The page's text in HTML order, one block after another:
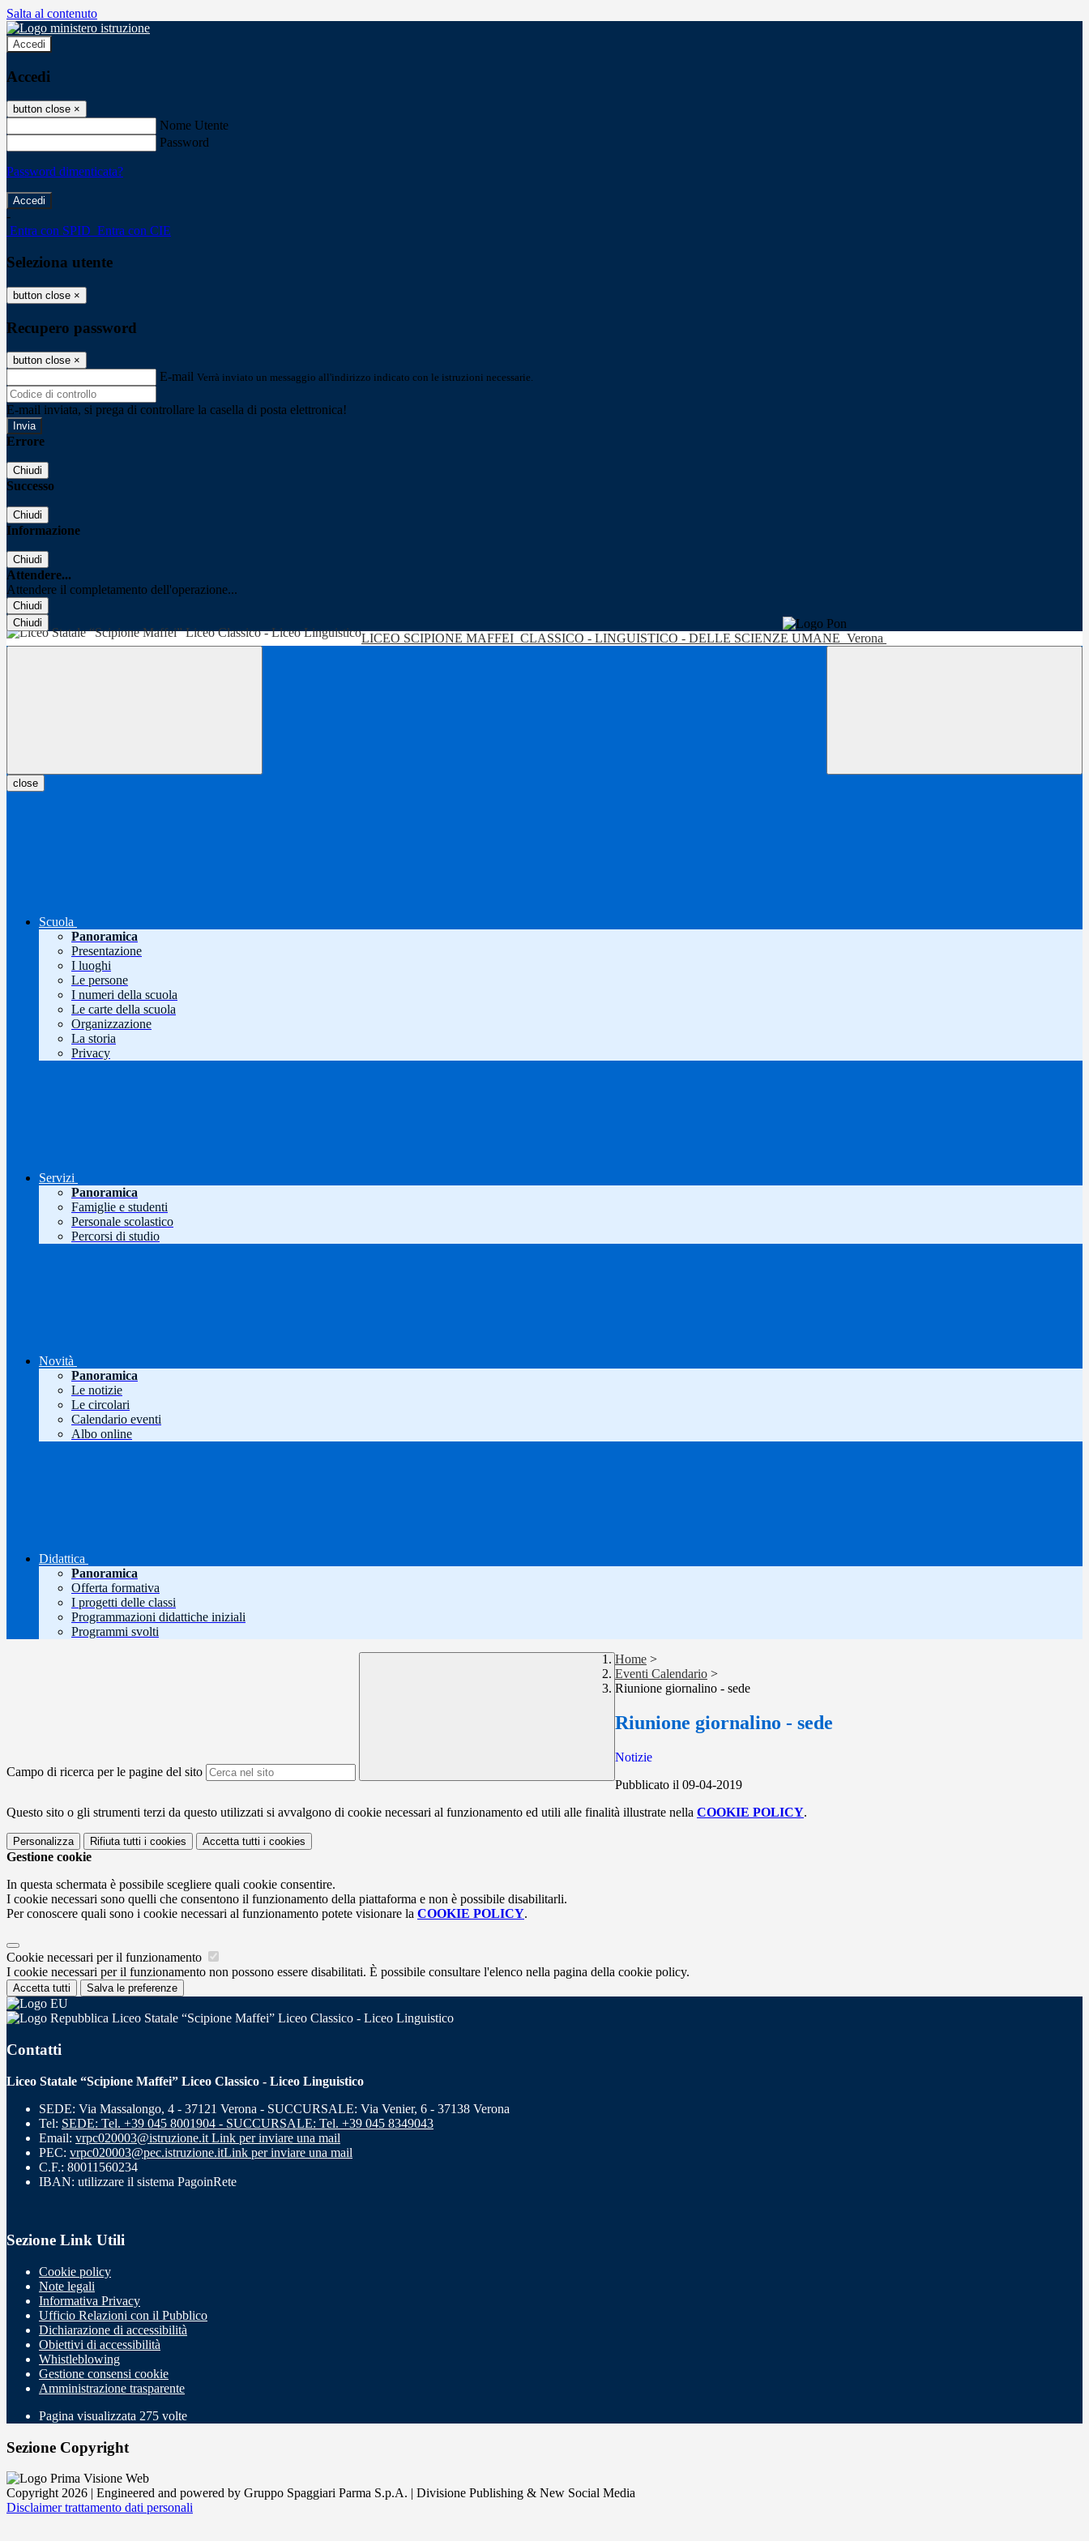
Salta al contenuto
Accedi
Accedi
button close ×
Nome Utente
Password
Password dimenticata?
-
Entra con SPID Entra con CIE
Seleziona utente
button close ×
Recupero password
button close ×
E-mail Verrà inviato un messaggio all'indirizzo indicato con le istruzioni necessarie.
E-mail inviata, si prega di controllare la casella di posta elettronica!
Errore
Chiudi
Successo
Chiudi
Informazione
Chiudi
Attendere...
Attendere il completamento dell'operazione...
Chiudi
Chiudi
LICEO SCIPIONE MAFFEI CLASSICO - LINGUISTICO - DELLE SCIENZE UMANE Verona
close
Scuola
Panoramica
Presentazione
I luoghi
Le persone
I numeri della scuola
Le carte della scuola
Organizzazione
La storia
Privacy
Servizi
Panoramica
Famiglie e studenti
Personale scolastico
Percorsi di studio
Novità
Panoramica
Le notizie
Le circolari
Calendario eventi
Albo online
Didattica
Panoramica
Offerta formativa
I progetti delle classi
Programmazioni didattiche iniziali
Programmi svolti
Campo di ricerca per le pagine del sito
Home >
Eventi Calendario >
Riunione giornalino - sede
Riunione giornalino - sede
Notizie
Pubblicato il 09-04-2019
Questo sito o gli strumenti terzi da questo utilizzati si avvalgono di cookie necessari al funzionamento ed utili alle finalità illustrate nella COOKIE POLICY.
Personalizza Rifiuta tutti i cookies Accetta tutti i cookies
Gestione cookie
In questa schermata è possibile scegliere quali cookie consentire.
I cookie necessari sono quelli che consentono il funzionamento della piattaforma e non è possibile disabilitarli.
Per conoscere quali sono i cookie necessari al funzionamento potete visionare la COOKIE POLICY.
Cookie necessari per il funzionamento
I cookie necessari per il funzionamento non possono essere disabilitati. È possibile consultare l'elenco nella pagina della cookie policy.
Accetta tutti Salva le preferenze
Liceo Statale “Scipione Maffei” Liceo Classico - Liceo Linguistico
Contatti
Liceo Statale “Scipione Maffei” Liceo Classico - Liceo Linguistico
SEDE: Via Massalongo, 4 - 37121 Verona - SUCCURSALE: Via Venier, 6 - 37138 Verona
Tel: SEDE: Tel. +39 045 8001904 - SUCCURSALE: Tel. +39 045 8349043
Email: vrpc020003@istruzione.it Link per inviare una mail
PEC: vrpc020003@pec.istruzione.itLink per inviare una mail
C.F.: 80011560234
IBAN: utilizzare il sistema PagoinRete
Sezione Link Utili
Cookie policy
Note legali
Informativa Privacy
Ufficio Relazioni con il Pubblico
Dichiarazione di accessibilità
Obiettivi di accessibilità
Whistleblowing
Gestione consensi cookie
Amministrazione trasparente
Pagina visualizzata 275 volte
Sezione Copyright
Copyright 2026 | Engineered and powered by Gruppo Spaggiari Parma S.p.A. | Divisione Publishing & New Social Media
Disclaimer trattamento dati personali